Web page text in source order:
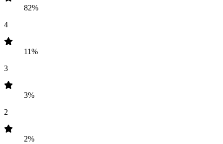
82%
4
11%
3
3%
2
2%